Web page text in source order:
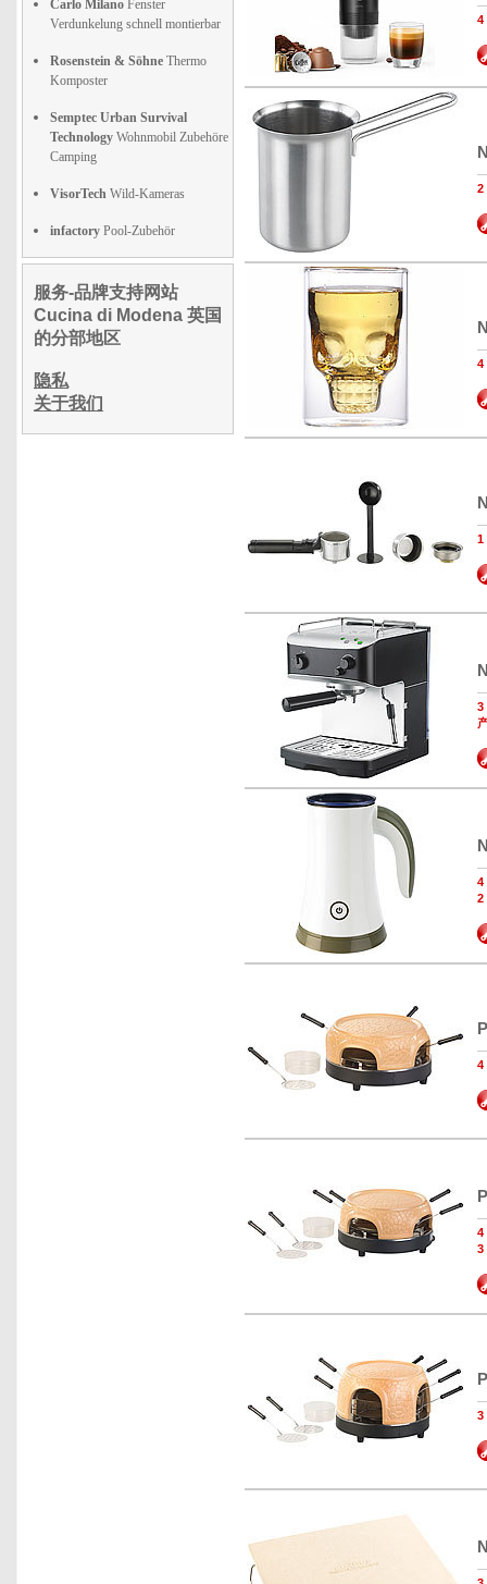
Carlo Milano Fenster
Verdunkelung schnell montierbar
Rosenstein & Söhne Thermo
Komposter
Semptec Urban Survival
Technology Wohnmobil Zubehöre
Camping
VisorTech Wild-Kameras
infactory Pool-Zubehör
服务-品牌支持网站
Cucina di Modena 英国
的分部地区
隐私
关于我们
4
2
4
1
3
4
2
4
4
3
3